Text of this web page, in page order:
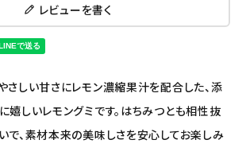
すすめ
レビューを書く
しい甘さにレモン濃縮果汁を配合した、添
しいレモングミです。はちみつとも相性抜
で、素材本来の美味しさを安心してお楽しみ